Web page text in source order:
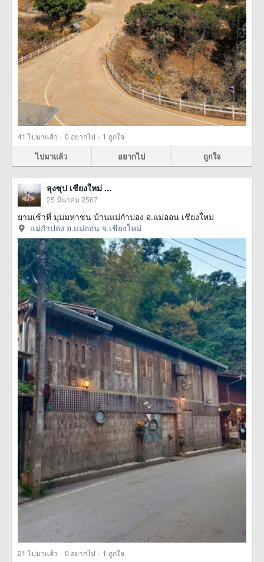
41 ไปมาแล้ว · 0 อยากไป · 1 ถูกใจ
ไปมาแล้ว อยากไป ถูกใจ
ลุงซุป เชียงใหม่ ...
25 มีนาคม 2567
ยามเช้าที่ มุมมหาชน บ้านแม่กำปอง อ.แม่ออน เชียงใหม่
แม่กำปอง อ.แม่ออน จ.เชียงใหม่
21 ไปมาแล้ว · 0 อยากไป · 1 ถูกใจ